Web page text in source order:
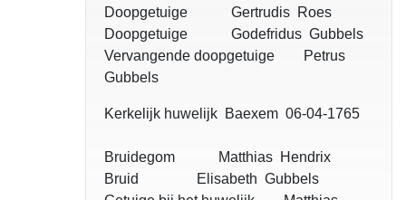
Doopgetuige Gertrudis Roes
Doopgetuige Godefridus Gubbels
Vervangende doopgetuige Petrus
Gubbels
Kerkelijk huwelijk Baexem 06-04-1765
Bruidegom Matthias Hendrix
Bruid Elisabeth Gubbels